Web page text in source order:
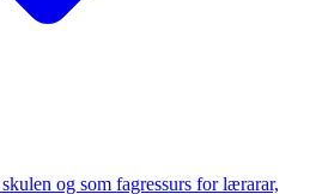
og som fagressurs for lærarar,